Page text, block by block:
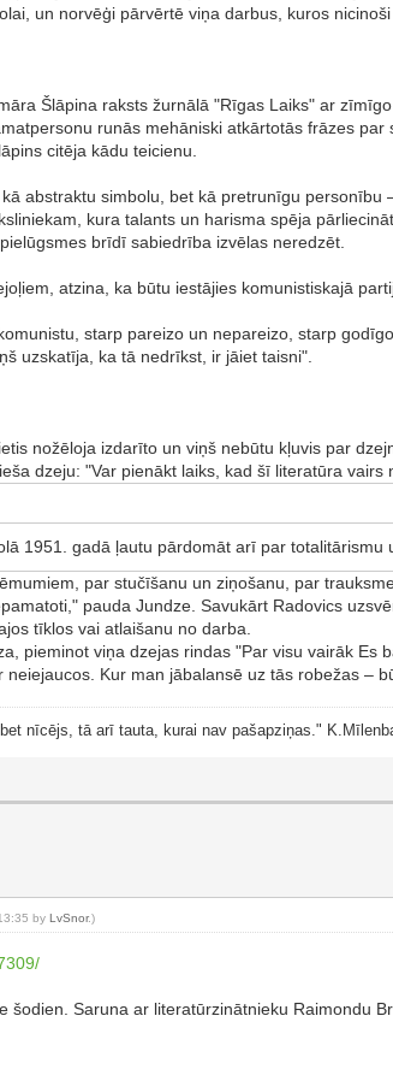
un norvēģi pārvērtē viņa darbus, kuros
Šlāpina raksts žurnālā "Rīgas Laiks" ar
runās mehāniski atkārtotās frāzes
citēja kādu teicienu.
abstraktu simbolu, bet kā pretrunīgu
kura talants un harisma spēja
brīdī sabiedrība izvēlas neredzēt.
atzina, ka būtu iestājies komunistiskajā
starp pareizo un nepareizo, starp
uzskatīja, ka tā nedrīkst, ir jāiet taisni".
nožēloja izdarīto un viņš nebūtu kļuvis par
dzeju: "Var pienākt laiks, kad šī literatūra
1951. gadā ļautu pārdomāt arī par
par stučīšanu un ziņošanu, par
pauda Jundze. Savukārt Radovics
tīklos vai atlaišanu no darba.
pieminot viņa dzejas rindas "Par visu vairāk
Kur man jābalansē uz tās robežas –
nīcējs, tā arī tauta, kurai nav pašapziņas."
byLvSnor.)
šodien. Saruna ar literatūrzinātnieku Raimondu